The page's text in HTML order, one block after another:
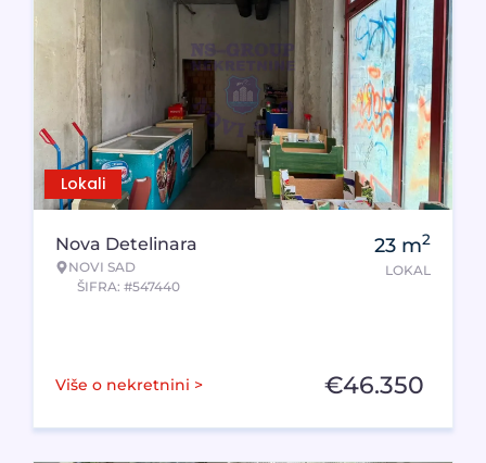
Lokali
Nova Detelinara
NOVI SAD
ŠIFRA: #547440
23 m2
LOKAL
Više o nekretnini > €46.350